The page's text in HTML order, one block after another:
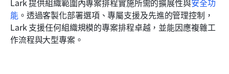
Lark 提供組織範圍內專案排程實施所需的擴展性與安全功
能。透過客製化部署選項、專屬支援及先進的管理控制，
Lark 支援任何組織規模的專案排程卓越，並能因應複雜工
作流程與大型專案。